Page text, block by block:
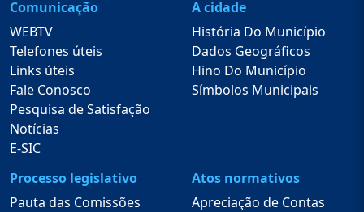
Comunicação
WEBTV
Telefones úteis
Links úteis
Fale Conosco
Pesquisa de Satisfação
Notícias
E-SIC
A cidade
História Do Município
Dados Geográficos
Hino Do Município
Símbolos Municipais
Processo legislativo
Pauta das Comissões
Atos normativos
Apreciação de Contas